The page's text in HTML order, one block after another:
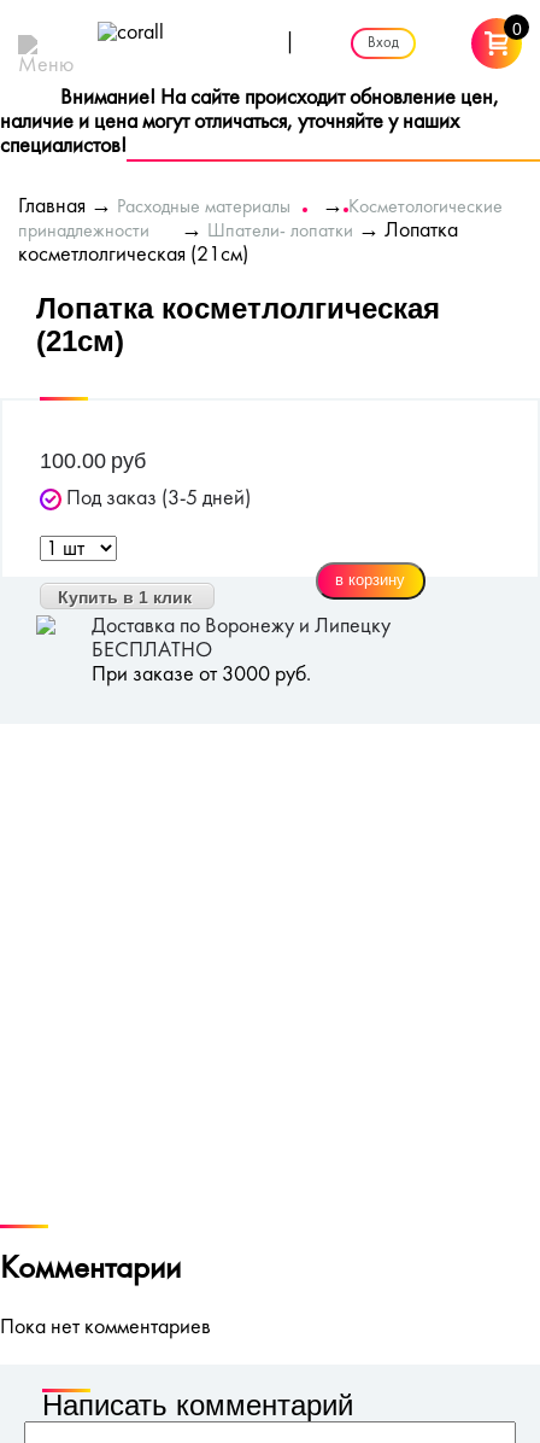
Вход
0
Внимание! На сайте происходит обновление цен,
наличие и цена могут отличаться, уточняйте у наших
специалистов!
Главная→ Расходные материалы →Косметологические
принадлежности
→ Шпатели- лопатки → Лопатка
косметлолгическая (21см)
Лопатка косметлолгическая
(21см)
100.00 руб
Под заказ (3-5 дней)
Купить в 1 клик
Доставка по Воронежу и Липецку
БЕСПЛАТНО
При заказе от 3000 руб.
Комментарии
Пока нет комментариев
Написать комментарий